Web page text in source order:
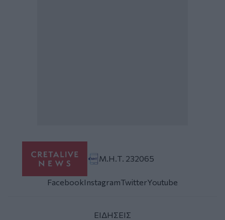
Μ.Η.Τ. 232065
FacebookInstagramTwitterYoutube
ΕΙΔΗΣΕΙΣ